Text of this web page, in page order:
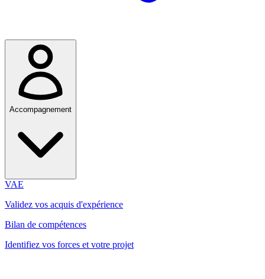
Accompagnement
VAE
Validez vos acquis d'expérience
Bilan de compétences
Identifiez vos forces et votre projet